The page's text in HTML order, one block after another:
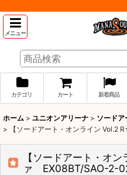
メニュー
カテゴリ カート 新着商品
ホーム > ユニオンアリーナ > ソード
>
【ソードアート・オンライン
【ソードアート・オ
ァ EX08BT/SAO-2-